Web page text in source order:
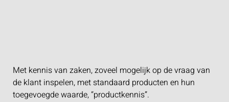
Met kennis van zaken, zoveel mogelijk op de vraag van
de klant inspelen, met standaard producten en hun
toegevoegde waarde, “productkennis”.